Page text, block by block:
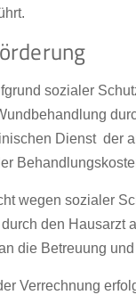
sozialer
Dienst der
wegen sozialer
den Hausarzt
die Betreuung
Verrechnung